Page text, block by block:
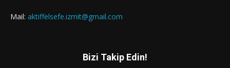
Mail: aktiffelsefe.izmit@gmail.com
Bizi Takip Edin!